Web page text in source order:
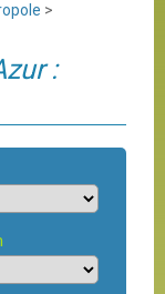
>
: